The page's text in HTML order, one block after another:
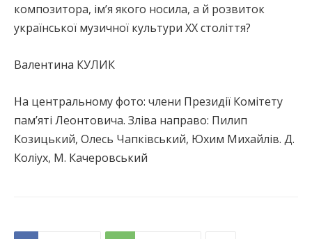
композитора, ім’я якого носила, а й розвиток
української музичної культури ХХ століття?
Валентина КУЛИК
На центральному фото: члени Президії Комітету
пам’яті Леонтовича. Зліва направо: Пилип
Козицький, Олесь Чапківський, Юхим Михайлів. Д.
Коліух, М. Качеровський